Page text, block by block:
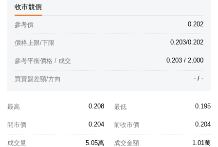
收市競價
0.202
參考價
0.203/0.202
價格上限/下限
0.203 / 2,000
參考平衡價格 / 成交
- / -
買賣盤差額/方向
0.208
最高 0.195
最低
0.204
開市價 0.204
前收市價
5.05萬
成交量 1.01萬
成交金額